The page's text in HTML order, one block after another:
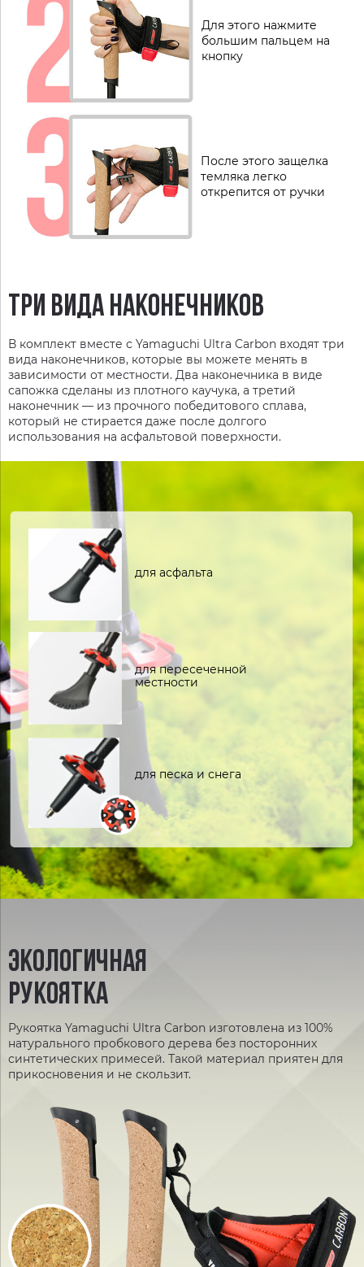
Для этого нажмите
большим пальцем на
кнопку
После этого защелка
темляка легко
открепится от ручки
ТРИ ВИДА НАКОНЕЧНИКОВ
В комплект вместе с Yamaguchi Ultra Carbon входят три
вида наконечников, которые вы можете менять в
зависимости от местности. Два наконечника в виде
сапожка сделаны из плотного каучука, а третий
наконечник — из прочного победитового сплава,
который не стирается даже после долгого
использования на асфальтовой поверхности.
для асфальта
для пересеченной
местности
для песка и снега
ЭКОЛОГИЧНАЯ
РУКОЯТКА
Рукоятка Yamaguchi Ultra Carbon изготовлена из 100%
натурального пробкового дерева без посторонних
синтетических примесей. Такой материал приятен для
прикосновения и не скользит.